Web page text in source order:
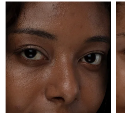
ESPADA™ 設
All acne
眼部護理設備
All revitalizing
KIWI™ 皮肤
Advanced pore
LUNA™ Dual-
Serum
For healthy hair
issa™ Teeth
18% PAP
護膚品
全部購買
曼島
以色列
義大利
日本
澤西島